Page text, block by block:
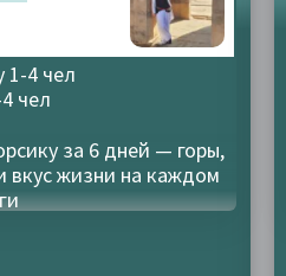
1-4 чел
чел
за 6 дней — горы,
вкус жизни на каждом